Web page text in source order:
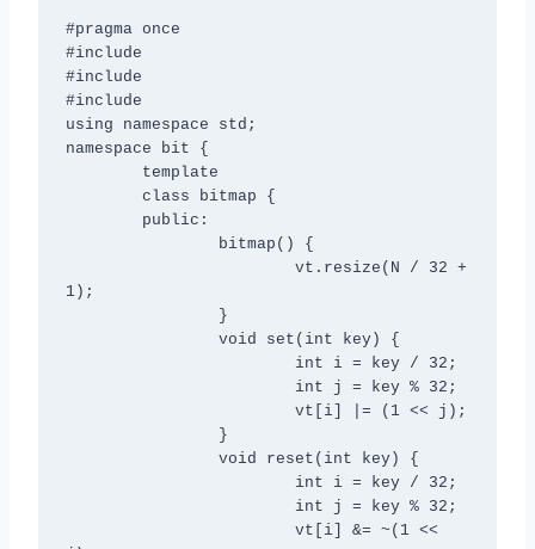
#pragma once
#include
#include
#include
using namespace std;
namespace bit {
	template
1);